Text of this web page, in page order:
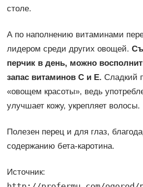
столе.
А по наполнению витаминами
лидером среди других овощей.
перчик в день, можно
запас витаминов С и Е. Сладкий
«овощем красоты», ведь
улучшает кожу, укрепляет волосы.
Полезен перец и для глаз,
содержанию бета-каротина.
Источник: